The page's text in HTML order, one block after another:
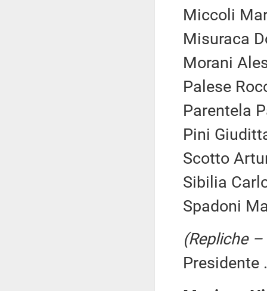
Miccoli
Misuraca
Morani
Palese
Parentela
Pini
Scotto
Sibilia
Spadoni
(Repliche
Presidente